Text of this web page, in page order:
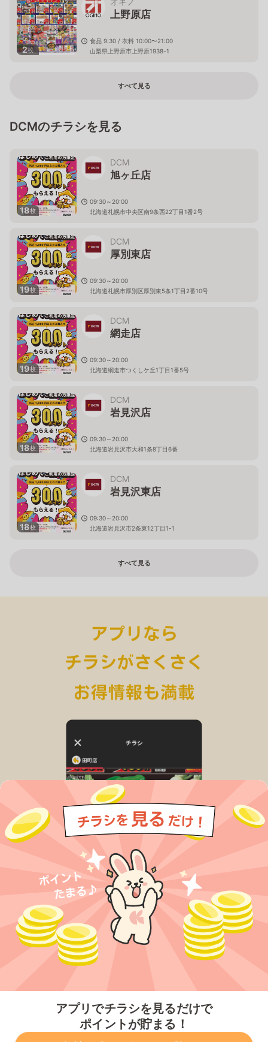
アプリでチラシを見るだけで
ポイントが貯まる！
2枚
上野原店
食品 9:30 / 衣料 10:00〜21:00
山梨県上野原市上野原1938-1
すべて見る
DCMのチラシを見る
18枚
DCM
旭ヶ丘店
09:30～20:00
北海道札幌市中央区南9条西22丁目1番2号
19枚
DCM
厚別東店
09:30～20:00
北海道札幌市厚別区厚別東5条1丁目2番10号
19枚
DCM
網走店
09:30～20:00
北海道網走市つくしケ丘1丁目1番5号
18枚
DCM
岩見沢店
09:30～20:00
北海道岩見沢市大和1条8丁目6番
18枚
DCM
岩見沢東店
09:30～20:00
北海道岩見沢市2条東12丁目1-1
すべて見る